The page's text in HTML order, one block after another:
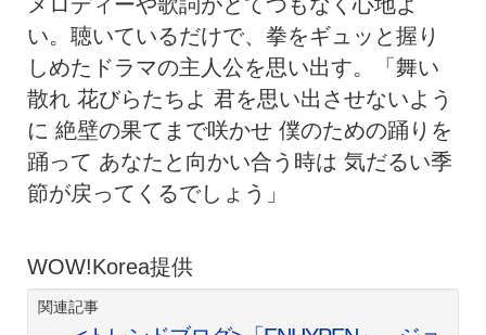
い。聴いているだけで、拳をギュッと握り
しめたドラマの主人公を思い出す。「舞い
散れ 花びらたちよ 君を思い出させないよう
に 絶壁の果てまで咲かせ 僕のための踊りを
踊って あなたと向かい合う時は 気だるい季
節が戻ってくるでしょう」
WOW!Korea提供
関連記事